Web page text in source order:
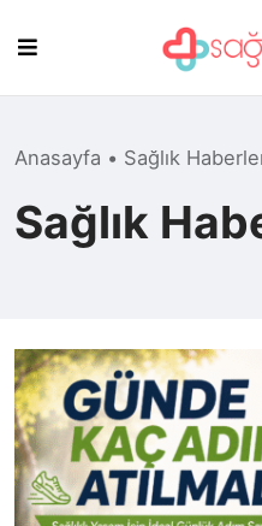
content
Anasayfa • Sağlık
Sağlık